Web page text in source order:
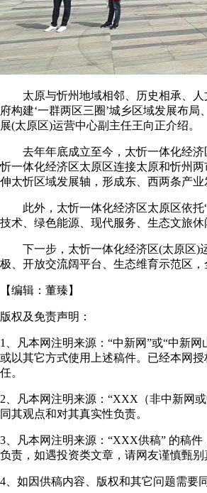
太原与忻州地域相邻、历史相承、人
府构建‘一群两区三圈’城乡区域发展布
展(太原区)运营中心副主任王向正介绍。
去年年底成立至今，太忻一体化经济
忻一体化经济区太原区连接太原和忻州
伸太忻区域发展轴，形成东、西两条产
此外，太忻一体化经济区太原区依托“
技术、绿色能源、现代服务、生态文旅
下一步，太忻一体化经济区(太原区)运
极、开放交流阔平台、生态维育示范区
【编辑： 董臻 】
版权及免责声明：
1、凡本网注明来源：“中新网”或“中新
或以其它方式使用上述稿件。已经本网
任。
2、凡本网注明来源：“XXX（非中新网
同其观点和对其真实性负责。
3、凡本网注明来源：“XXX供稿” 的稿
负责，如遇投资类文章，请网友谨慎甄别
4、如因供稿内容、版权和其它问题需要